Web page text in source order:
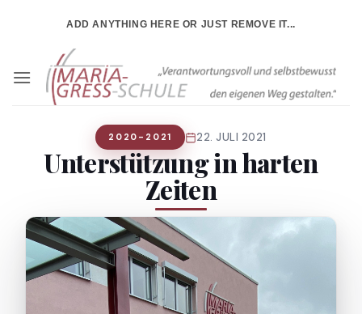
ADD ANYTHING HERE OR JUST REMOVE IT...
2020-2021 22. JULI 2021
Unterstützung in harten
Zeiten